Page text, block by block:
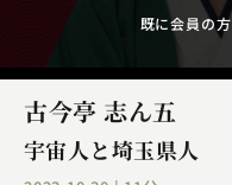
既に会員の方
古今亭 志ん五
宇宙人と埼玉県人